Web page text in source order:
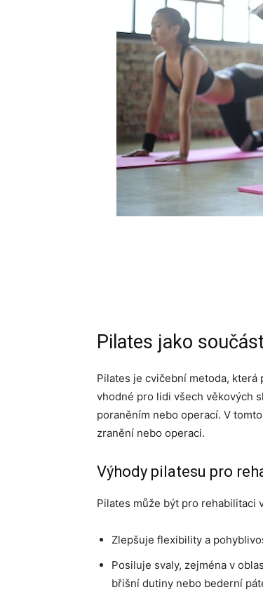
Pilates jako
Pilates je cvičební metoda,
vhodné pro lidi všech věkových
poraněním nebo operací. V
zranění nebo operaci.
Výhody pilatesu pro
Pilates může být pro rehabilitaci
Zlepšuje flexibility a
Posiluje svaly, zejména v
břišní dutiny nebo bederní